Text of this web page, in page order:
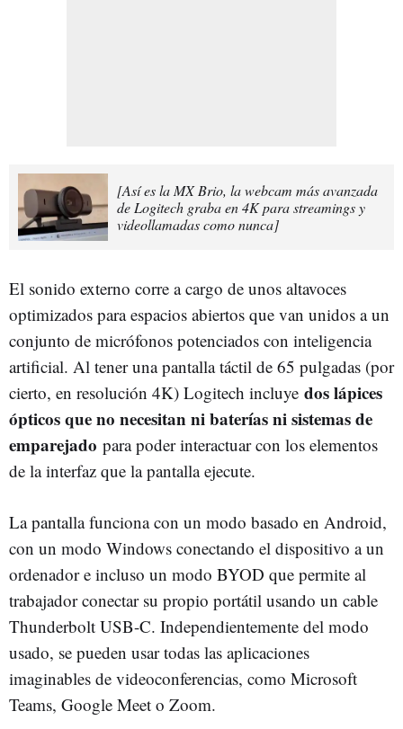
[Así es la MX Brio, la webcam más avanzada
de Logitech graba en 4K para streamings y
videollamadas como nunca]
El sonido externo corre a cargo de unos altavoces
optimizados para espacios abiertos que van unidos a un
conjunto de micrófonos potenciados con inteligencia
artificial. Al tener una pantalla táctil de 65 pulgadas (por
cierto, en resolución 4K) Logitech incluye dos lápices
ópticos que no necesitan ni baterías ni sistemas de
emparejado para poder interactuar con los elementos
de la interfaz que la pantalla ejecute.
La pantalla funciona con un modo basado en Android,
con un modo Windows conectando el dispositivo a un
ordenador e incluso un modo BYOD que permite al
trabajador conectar su propio portátil usando un cable
Thunderbolt USB-C. Independientemente del modo
usado, se pueden usar todas las aplicaciones
imaginables de videoconferencias, como Microsoft
Teams, Google Meet o Zoom.